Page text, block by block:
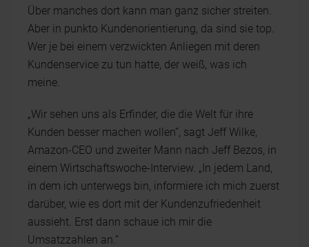
Über manches dort kann man ganz sicher streiten.
Aber in punkto Kundenorientierung, da sind sie top.
Wer je bei einem verzwickten Anliegen mit deren
Kundenservice zu tun hatte, der weiß, was ich
meine.
„Wir sehen uns als Erfinder, die die Welt für ihre
Kunden besser machen wollen“, sagt Jeff Wilke,
Amazon-CEO und zweiter Mann nach Jeff Bezos, in
einem Wirtschaftswoche-Interview. „In jedem Land,
in dem ich unterwegs bin, informiere ich mich zuerst
darüber, wie es dort mit der Kundenzufriedenheit
aussieht. Erst dann schaue ich mir die
Umsatzzahlen an.“